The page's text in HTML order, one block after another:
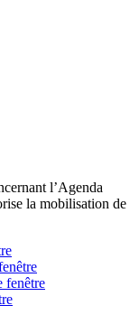
l’Agenda
la mobilisation de
fenêtre